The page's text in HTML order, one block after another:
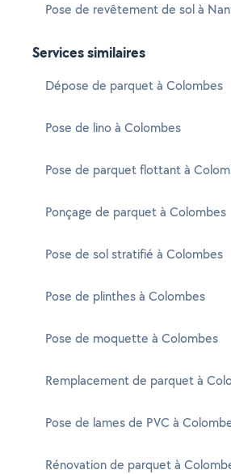
Pose de revêtement de sol à
Services similaires
Dépose de parquet à Colombes
Pose de lino à Colombes
Pose de parquet flottant à
Ponçage de parquet à Colombes
Pose de sol stratifié à Colombes
Pose de plinthes à Colombes
Pose de moquette à Colombes
Remplacement de parquet à
Pose de lames de PVC à
Rénovation de parquet à